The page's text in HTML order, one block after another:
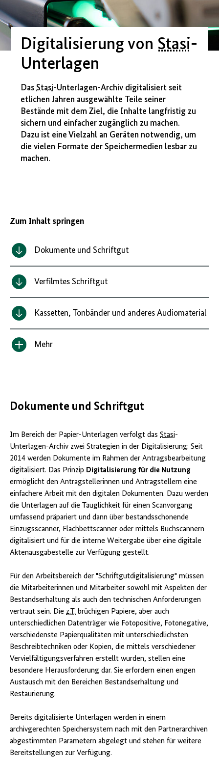
Digitalisierung von Stasi-
Unterlagen
Das Stasi-Unterlagen-Archiv digitalisiert seit
etlichen Jahren ausgewählte Teile seiner
Bestände mit dem Ziel, die Inhalte langfristig zu
sichern und einfacher zugänglich zu machen.
Dazu ist eine Vielzahl an Geräten notwendig, um
die vielen Formate der Speichermedien lesbar zu
machen.
Zum Inhalt springen
Dokumente und Schriftgut
Verfilmtes Schriftgut
Kassetten, Tonbänder und anderes Audiomaterial
Inhalt
Mehr
Dokumente und Schriftgut
Im Bereich der Papier-Unterlagen verfolgt das Stasi-
Unterlagen-Archiv zwei Strategien in der Digitalisierung: Seit
2014 werden Dokumente im Rahmen der Antragsbearbeitung
digitalisiert. Das Prinzip Digitalisierung für die Nutzung
ermöglicht den Antragstellerinnen und Antragstellern eine
einfachere Arbeit mit den digitalen Dokumenten. Dazu werden
die Unterlagen auf die Tauglichkeit für einen Scanvorgang
umfassend präpariert und dann über bestandsschonende
Einzugsscanner, Flachbettscanner oder mittels Buchscannern
digitalisiert und für die interne Weitergabe über eine digitale
Aktenausgabestelle zur Verfügung gestellt.
Für den Arbeitsbereich der "Schriftgutdigitalisierung" müssen
die Mitarbeiterinnen und Mitarbeiter sowohl mit Aspekten der
Bestandserhaltung als auch den technischen Anforderungen
vertraut sein. Die z.T. brüchigen Papiere, aber auch
unterschiedlichen Datenträger wie Fotopositive, Fotonegative,
verschiedenste Papierqualitäten mit unterschiedlichsten
Beschreibtechniken oder Kopien, die mittels verschiedener
Vervielfältigungsverfahren erstellt wurden, stellen eine
besondere Herausforderung dar. Sie erfordern einen engen
Austausch mit den Bereichen Bestandserhaltung und
Restaurierung.
Bereits digitalisierte Unterlagen werden in einem
archivgerechten Speichersystem nach mit den Partnerarchiven
abgestimmten Parametern abgelegt und stehen für weitere
Bereitstellungen zur Verfügung.